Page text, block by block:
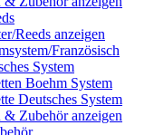
Reeds anzeigen
Französisch
System
Boehm System
Deutsches System
Zubehör anzeigen